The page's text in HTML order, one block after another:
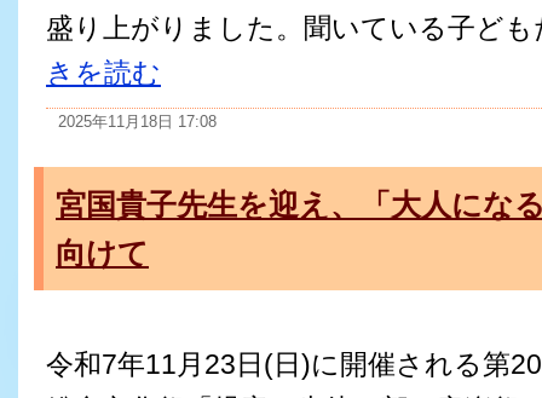
盛り上がりました。聞いている子ど
きを読む
2025年11月18日 17:08
宮国貴子先生を迎え、「大人にな
向けて
令和7年11月23日(日)に開催される第